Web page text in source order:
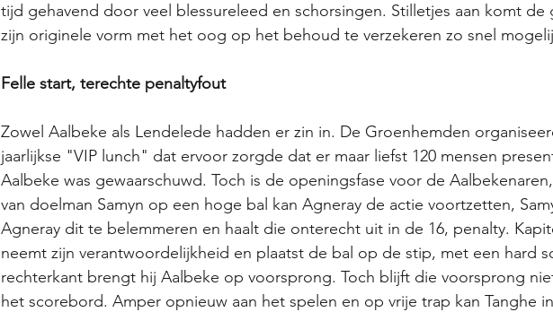
tijd gehavend door veel blessureleed en schorsingen. Stilletjes aan komt
zijn originele vorm met het oog op het behoud te verzekeren zo snel
Felle start, terechte penaltyfout
Zowel Aalbeke als Lendelede hadden er zin in. De Groenhemden
jaarlijkse "VIP lunch" dat ervoor zorgde dat er maar liefst 120 mensen
Aalbeke was gewaarschuwd. Toch is de openingsfase voor de
van doelman Samyn op een hoge bal kan Agneray de actie voortzetten,
Agneray dit te belemmeren en haalt die onterecht uit in de 16, penalty.
neemt zijn verantwoordelijkheid en plaatst de bal op de stip, met een hard
rechterkant brengt hij Aalbeke op voorsprong. Toch blijft die voorsprong
het scorebord. Amper opnieuw aan het spelen en op vrije trap kan Tanghe